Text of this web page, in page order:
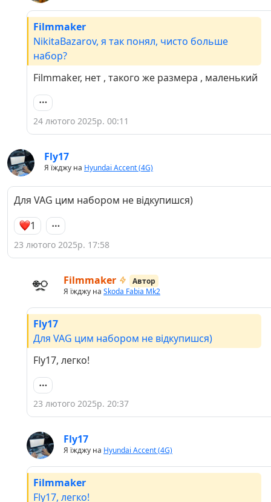
Filmmaker
NikitaBazarov, я так понял, чисто больше
набор?
Filmmaker, нет , такого же размера , маленький
24 лютого 2025р. 00:11
Fly17
Я їжджу на Hyundai Accent (4G)
Для VAG цим набором не відкупишся)
1
23 лютого 2025р. 17:58
Filmmaker
Автор
Я їжджу на Skoda Fabia Mk2
Fly17
Для VAG цим набором не відкупишся)
Fly17, легко!
23 лютого 2025р. 20:37
Fly17
Я їжджу на Hyundai Accent (4G)
Filmmaker
Fly17, легко!